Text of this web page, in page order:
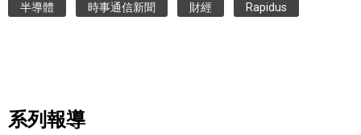
東京
半導體 時事通信新聞 財經 Rapidus
系列報導